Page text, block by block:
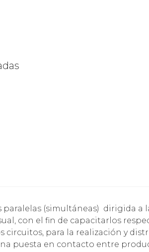
con el fin de capacitarlos
circuitos, para la realización y
puesta en contacto entre